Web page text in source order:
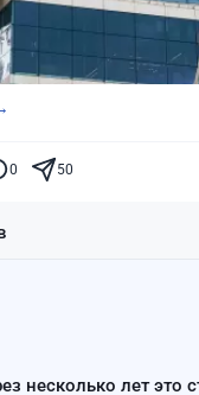
0 50
несколько лет это